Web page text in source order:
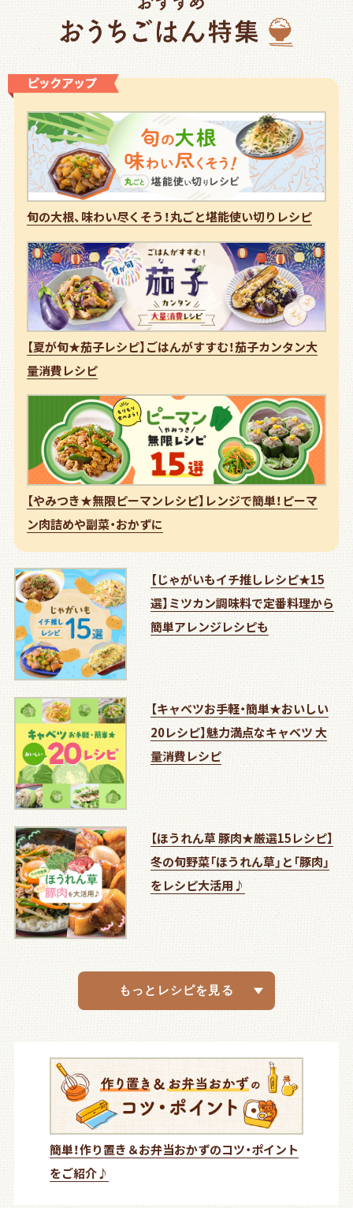
旬の大根、味わい尽くそう！丸ごと堪能使い切りレシピ
【夏が旬★茄子レシピ】ごはんがすすむ！茄子カンタン大
量消費レシピ
【やみつき★無限ピーマンレシピ】レンジで簡単！ピーマ
ン肉詰めや副菜・おかずに
【じゃがいもイチ推しレシピ★15
選】ミツカン調味料で定番料理から
簡単アレンジレシピも
【キャベツお手軽・簡単★おいしい
20レシピ】魅力満点なキャベツ 大
量消費レシピ
【ほうれん草 豚肉★厳選15レシピ】
冬の旬野菜「ほうれん草」と「豚肉」
をレシピ大活用♪
【白菜 厳選★13レシピ】食感も楽し
める♪白菜使い切りレシピ
【おうちパーティー★17レシピ！】年
末のごちそう＆10分以内にできる
パパっと簡単おつまみ
【厳選レシピ21品】旬野菜を楽しむ
♪大根＆キャベツ活用レシピ
秋野菜を楽しむ&鶏肉でつくるメイ
ンのおかず
秋の味覚を堪能♪鮭(サーモン)&き
のこの大活躍レシピ
夏の旬野菜を楽しむ♪きゅうり＆
オクラ大活用レシピ
旬のピーマンを楽しむレシピとお
豆腐大活用レシピ
お手軽鶏むね肉＆
旬の新じゃがいも・アスパラガスレ
シピ
春の旬野菜♪たけのこ＆新玉ねぎ
を楽しもう
旬と彩りを楽しむ♪春キャベツ&小
松菜レシピ
冬はもっと美味しい！ブロッコリー
＆ほうれん草活用レシピ
旬の白菜活用レシピ＆超簡単！ほっ
たらかしレシピ
【冬のイチオシレシピ15選！】年末ご
ちそう＆旬キャベツレシピをご紹
介
旬の大根&お手軽 鶏肉 簡単アレン
ジおかず
さつまいも・れんこん・ごぼう & ご
はん堪能レシピ
食べ応えバッチリ♪きのこレシピ
＆卵料理
新レシピ追加！なすレシピ＆お手
軽！夏のおうちごはん
暑い時期のイチオシ！シャキシャキ
きゅうり＆とろとろネバネバ食材
のレシピ
身近な食材を大活用！鶏むね肉＆旬
の新じゃがいものレシピ
春の旬野菜♪たけのこ＆新玉ねぎ
を楽しもう
旬野菜を楽しむ！春キャベツ＆にん
じんレシピ
冬の旬野菜を楽しもう！白菜＆長ね
ぎ活用レシピ
年末年始、クリスマスやホームパー
ティーに！おつまみ特集
アレンジ色々、使い切り♪れんこん
＆じゃがいもレシピ
甘くてジューシーなトマト&水分た
っぷりきゅうりのレシピ
ホットプレートおすすめレシピ＆
鶏むね肉でアジアンレシピ
春キャベツと新玉ねぎたっぷりの
ごきげんレシピ
にんじんとほうれん草を使ったレ
シピ&ほっと温まるおかずスープ
白菜大活躍レシピと生姜を使った
ぽかぽかレシピ♪
パーティーや即席1品にもおすす
め！おつまみレシピ
大根大活躍レシピ&野菜たっぷりの
お鍋でセルフケアレシピ
下準備でらくらく下味冷凍のレシ
ピ&秋の味覚レシピ
忙しい日にこそ試したい！作り置き
＆美容にうれしいレシピ
1食200キロカロリー以下＆腸活に
嬉しいレシピ
時短にチャレンジ！レンジで調理＆
そうめんアレンジ
絶品手作りおつまみ＆健康的な体
を目指すための高たんぱく質レシ
ピ
今日のごはんは何にしよう？おうち
で楽しむレシピ
もっとレシピを見る
簡単！作り置き＆お弁当おかずのコツ・ポイント
をご紹介♪